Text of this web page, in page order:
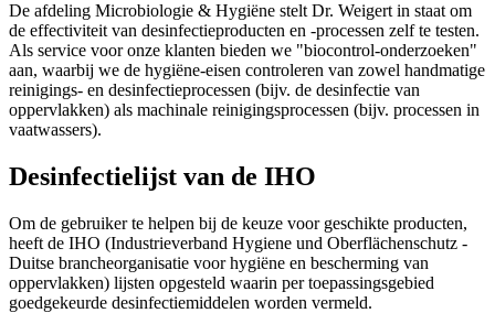
De afdeling Microbiologie & Hygiëne stelt Dr. Weigert in staat om
de effectiviteit van desinfectieproducten en -processen zelf te testen.
Als service voor onze klanten bieden we "biocontrol-onderzoeken"
aan, waarbij we de hygiëne-eisen controleren van zowel handmatige
reinigings- en desinfectieprocessen (bijv. de desinfectie van
oppervlakken) als machinale reinigingsprocessen (bijv. processen in
vaatwassers).
Desinfectielijst van de IHO
Om de gebruiker te helpen bij de keuze voor geschikte producten,
heeft de IHO (Industrieverband Hygiene und Oberflächenschutz -
Duitse brancheorganisatie voor hygiëne en bescherming van
oppervlakken) lijsten opgesteld waarin per toepassingsgebied
goedgekeurde desinfectiemiddelen worden vermeld.